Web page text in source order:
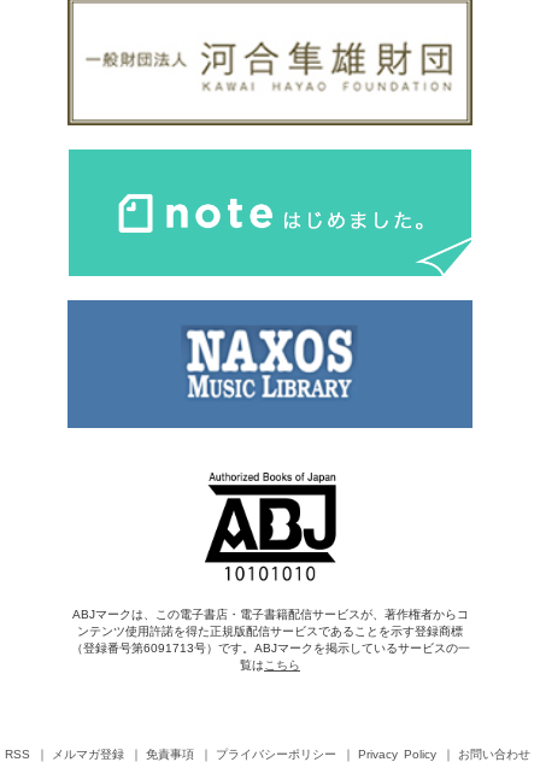
ABJマークは、この電子書店・電子書籍配信サービスが、著作権者からコ
ンテンツ使用許諾を得た正規版配信サービスであることを示す登録商標
（登録番号第6091713号）です。ABJマークを掲示しているサービスの一
覧は こちら
RSS メルマガ登録 免責事項 プライバシーポリシー Privacy Policy お問い合わせ